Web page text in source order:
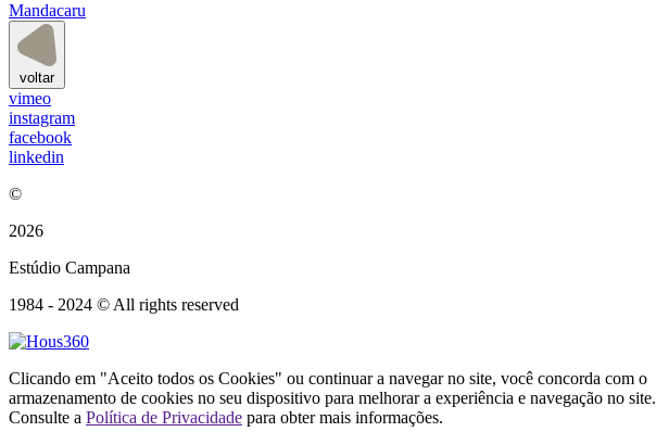
Mandacaru
voltar
vimeo
instagram
facebook
linkedin
©
2026
Estúdio Campana
1984 - 2024 © All rights reserved
Clicando em "Aceito todos os Cookies" ou continuar a navegar no site, você concorda com o
armazenamento de cookies no seu dispositivo para melhorar a experiência e navegação no site.
Consulte a Política de Privacidade para obter mais informações.